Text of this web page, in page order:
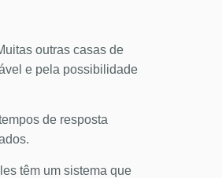
outras casas de
e pela possibilidade
de resposta
têm um sistema que